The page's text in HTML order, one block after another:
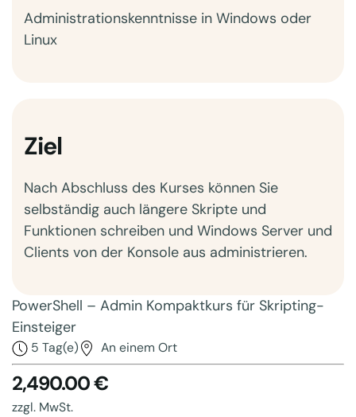
Administrationskenntnisse in Windows oder
Linux
Ziel
Nach Abschluss des Kurses können Sie
selbständig auch längere Skripte und
Funktionen schreiben und Windows Server und
Clients von der Konsole aus administrieren.
PowerShell – Admin Kompaktkurs für Skripting-
Einsteiger
5 Tag(e) An einem Ort
2,490.00 €
zzgl. MwSt.